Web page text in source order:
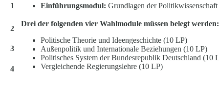
1 Einführungsmodul: Grundlagen der
2
Drei der folgenden vier Wahlmodule müssen belegt werden:
Politische Theorie und Ideengeschichte (10 LP)
Außenpolitik und Internationale Beziehungen (10 LP)
Politisches System der Bundesrepublik Deutschland (10
Vergleichende Regierungslehre (10 LP)
3
4